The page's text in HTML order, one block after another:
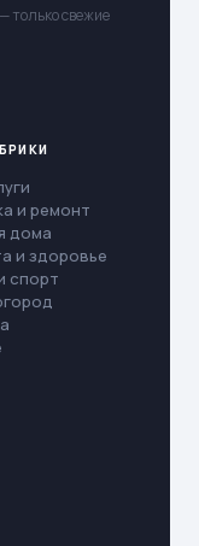
только свежие
и ремонт
дома
и здоровье
спорт